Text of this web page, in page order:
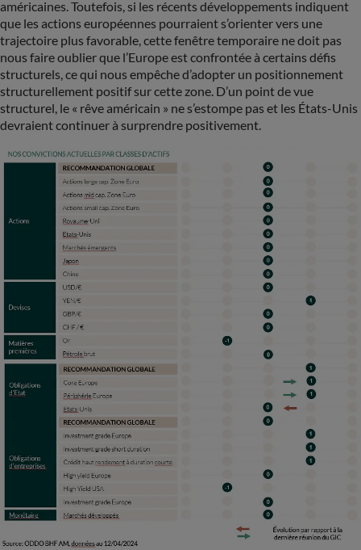
américaines. Toutefois, si les récents développements indiquent
que les actions européennes pourraient s’orienter vers une
trajectoire plus favorable, cette fenêtre temporaire ne doit pas
nous faire oublier que l’Europe est confrontée à certains défis
structurels, ce qui nous empêche d’adopter un positionnement
structurellement positif sur cette zone. D’un point de vue
structurel, le « rêve américain » ne s’estompe pas et les États-Unis
devraient continuer à surprendre positivement.